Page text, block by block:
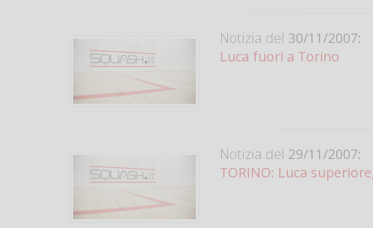
Notizia del 30/11/2007:
Luca fuori a Torino
Notizia del 29/11/2007:
TORINO: Luca